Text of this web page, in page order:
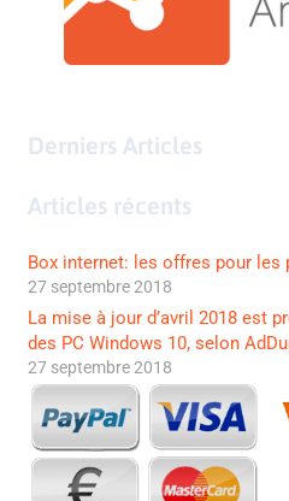
Derniers Articles
Articles récents
Box internet: les offres pour les
27 septembre 2018
La mise à jour d’avril 2018 est
des PC Windows 10, selon
27 septembre 2018